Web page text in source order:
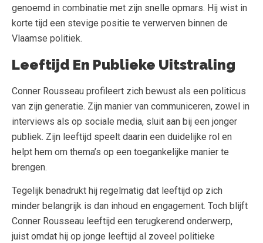
genoemd in combinatie met zijn snelle opmars. Hij wist in
korte tijd een stevige positie te verwerven binnen de
Vlaamse politiek.
Leeftijd En Publieke Uitstraling
Conner Rousseau profileert zich bewust als een politicus
van zijn generatie. Zijn manier van communiceren, zowel in
interviews als op sociale media, sluit aan bij een jonger
publiek. Zijn leeftijd speelt daarin een duidelijke rol en
helpt hem om thema’s op een toegankelijke manier te
brengen.
Tegelijk benadrukt hij regelmatig dat leeftijd op zich
minder belangrijk is dan inhoud en engagement. Toch blijft
Conner Rousseau leeftijd een terugkerend onderwerp,
juist omdat hij op jonge leeftijd al zoveel politieke